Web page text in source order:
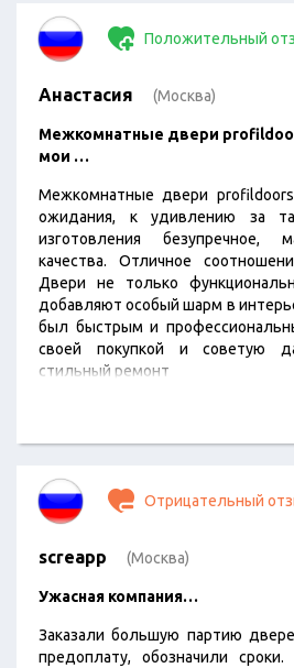
Положительный
Анастасия (Москва)
Межкомнатные двери
мои …
Межкомнатные двери
ожидания, к удивлению за
изготовления безупречное,
качества. Отличное
Двери не только
добавляют особый шарм в
был быстрым и
своей покупкой и советую
стильный ремонт
Отрицательный
screapp (Москва)
Ужасная компания…
Заказали большую партию
предоплату, обозначили